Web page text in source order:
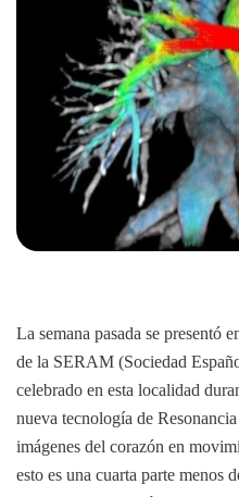
La semana pasada se presentó
de la SERAM (Sociedad
celebrado en esta localidad
nueva tecnología de
imágenes del corazón en
esto es una cuarta parte menos